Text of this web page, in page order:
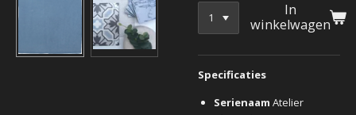
In
winkelwagen
Specificaties
Serienaam Atelier